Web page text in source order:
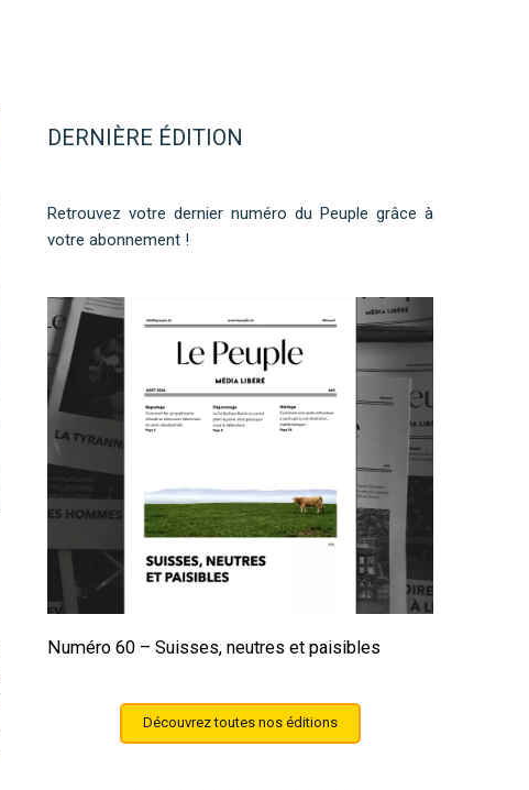
DERNIÈRE ÉDITION
Retrouvez votre dernier numéro du Peuple grâce à
votre abonnement !
Numéro 60 – Suisses, neutres et paisibles
Découvrez toutes nos éditions